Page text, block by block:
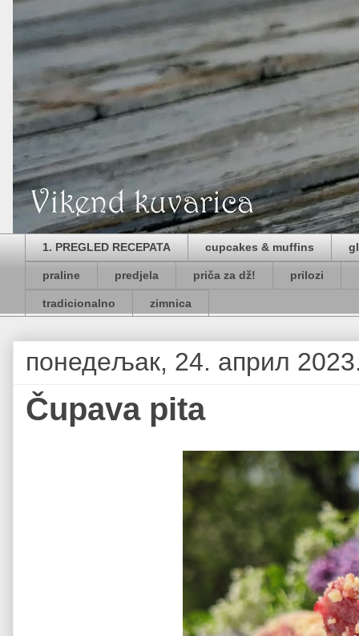
1. PREGLED RECEPATA cupcakes & muffins
praline predjela priča za dž! prilozi
tradicionalno zimnica
понедељак, 24. април
Čupava pita